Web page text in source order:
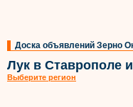
Доска объявлений Зерно
Лук в Ставрополе
Выберите регион